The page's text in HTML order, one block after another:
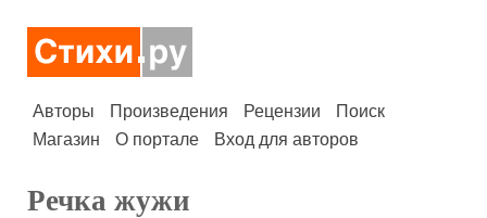
Авторы Произведения Рецензии
Поиск
Магазин
О портале Вход для авторов
Речка жужи